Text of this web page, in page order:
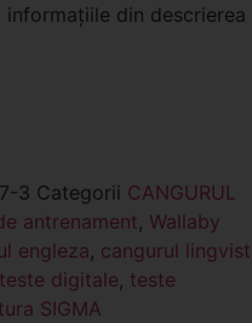
din descrierea
3 Categorii CANGURUL
antrenament, Wallaby
engleza, cangurul lingvist
teste digitale, teste
SIGMA